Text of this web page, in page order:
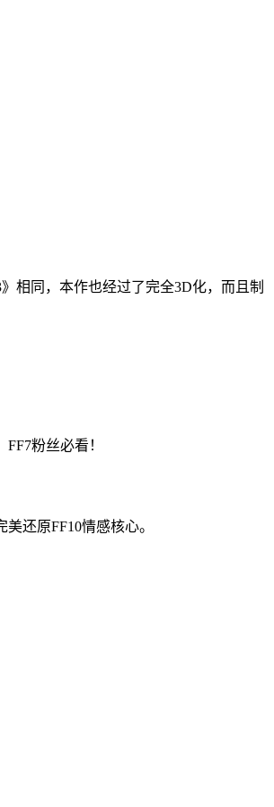
相同，本作也经过了完全3D化，而且制
粉丝必看！
还原FF10情感核心。